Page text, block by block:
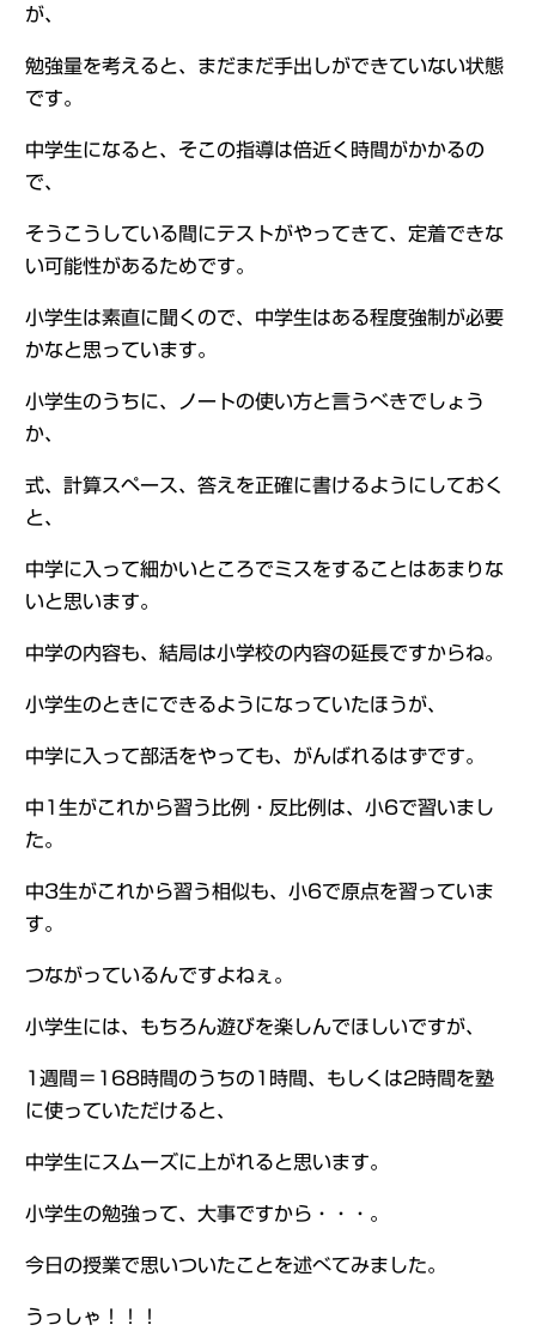
が、
勉強量を考えると、まだまだ手出しができていない状態
です。
中学生になると、そこの指導は倍近く時間がかかるの
で、
そうこうしている間にテストがやってきて、定着できな
い可能性があるためです。
小学生は素直に聞くので、中学生はある程度強制が必要
かなと思っています。
小学生のうちに、ノートの使い方と言うべきでしょう
か、
式、計算スペース、答えを正確に書けるようにしておく
と、
中学に入って細かいところでミスをすることはあまりな
いと思います。
中学の内容も、結局は小学校の内容の延長ですからね。
小学生のときにできるようになっていたほうが、
中学に入って部活をやっても、がんばれるはずです。
中1生がこれから習う比例・反比例は、小6で習いまし
た。
中3生がこれから習う相似も、小6で原点を習っていま
す。
つながっているんですよねぇ。
小学生には、もちろん遊びを楽しんでほしいですが、
1週間＝168時間のうちの1時間、もしくは2時間を塾
に使っていただけると、
中学生にスムーズに上がれると思います。
小学生の勉強って、大事ですから・・・。
今日の授業で思いついたことを述べてみました。
うっしゃ！！！